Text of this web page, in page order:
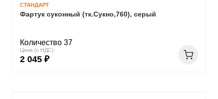
СТАНДАРТ
Фартук суконный (тк.Сукно,760), серый
Количество 37
Цена (с НДС):
2 045 ₽